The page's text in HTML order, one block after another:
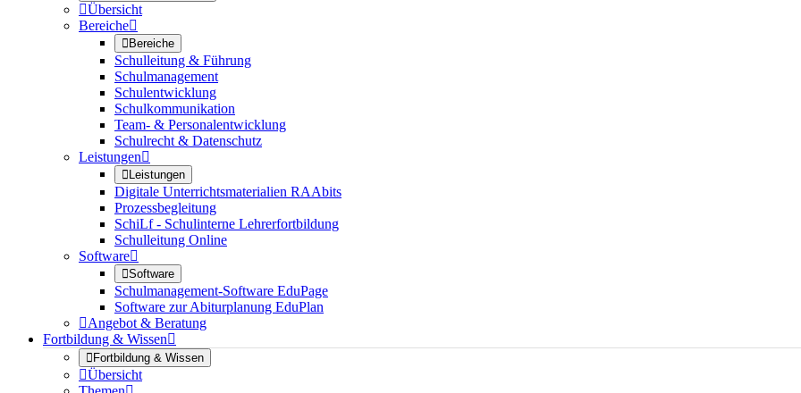
Übersicht
Bereiche
Bereiche
Schulleitung & Führung
Schulmanagement
Schulentwicklung
Schulkommunikation
Team- & Personalentwicklung
Schulrecht & Datenschutz
Leistungen
Leistungen
Digitale Unterrichtsmaterialien RAAbits
Prozessbegleitung
SchiLf - Schulinterne Lehrerfortbildung
Schulleitung Online
Software
Software
Schulmanagement-Software EduPage
Software zur Abiturplanung EduPlan
Angebot & Beratung
Fortbildung & Wissen
Fortbildung & Wissen
Übersicht